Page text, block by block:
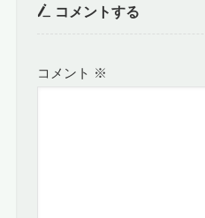
コメントする
コメント ※